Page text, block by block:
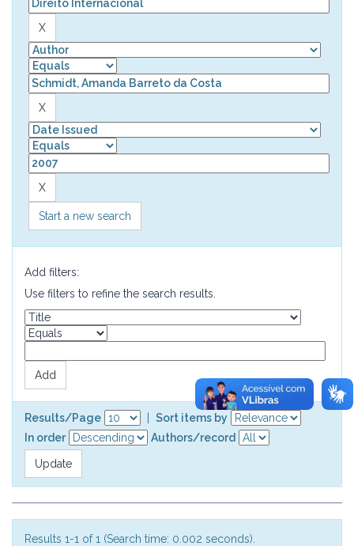
Start a new search
Add filters:
Use filters to refine the search results.
Results/Page
Sort items by
In order
Authors/record
Results 1-1 of 1 (Search time: 0.002 seconds).